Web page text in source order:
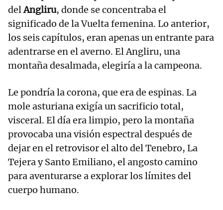
delAngliru, donde se concentraba el
significado de la Vuelta femenina. Lo anterior,
los seis capítulos, eran apenas un entrante para
adentrarse en el averno. El Angliru, una
montaña desalmada, elegiría a la campeona.
Le pondría la corona, que era de espinas. La
mole asturiana exigía un sacrificio total,
visceral. El día era limpio, pero la montaña
provocaba una visión espectral después de
dejar en el retrovisor el alto del Tenebro, La
Tejera y Santo Emiliano, el angosto camino
para aventurarse a explorar los límites del
cuerpo humano.